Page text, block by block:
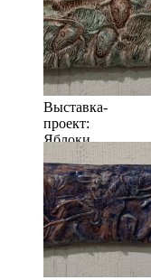
Выставка-
проект:
Яблоки
когда их
много